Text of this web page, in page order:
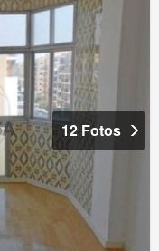
12 Fotos